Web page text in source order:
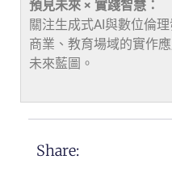
預見未來 × 實踐智慧：
關注生成式AI與數位倫
商業、教育場域的實作
未來藍圖。
Share: